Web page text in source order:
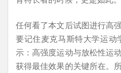
任何看了本文后试图进行高
要记住麦克马斯特大学运动
示：高强度运动与放松性运
获得最佳效果的关键所在。